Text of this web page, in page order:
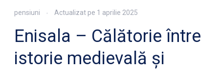
pensiuni Actualizat pe 1 aprilie 2025
Enisala – Călătorie între
istorie medievală și